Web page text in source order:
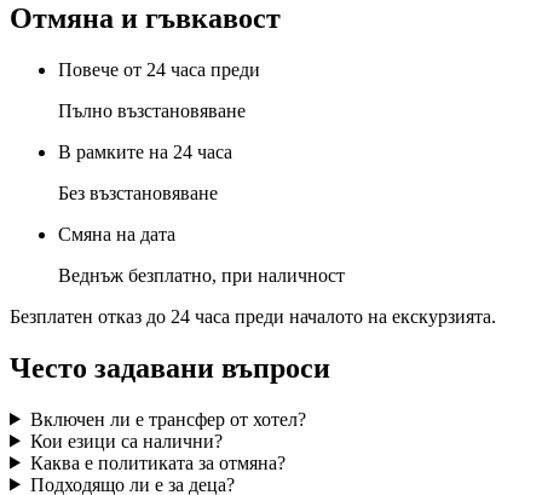
Отмяна и гъвкавост
Повече от 24 часа преди
Пълно възстановяване
В рамките на 24 часа
Без възстановяване
Смяна на дата
Веднъж безплатно, при наличност
Безплатен отказ до 24 часа преди началото на екскурзията.
Често задавани въпроси
Включен ли е трансфер от хотел?
Кои езици са налични?
Каква е политиката за отмяна?
Подходящо ли е за деца?